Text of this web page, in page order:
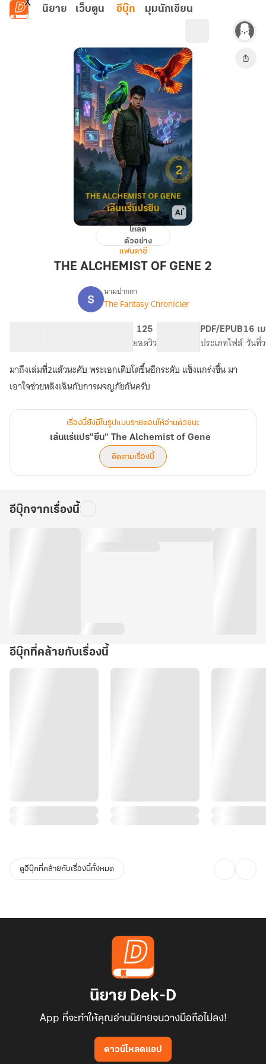
ข้ามไปยังเนื้อหาหลัก
นิยาย เว็บตูน อีบุ๊ก มุมนักเขียน
ALCHEMIST
OF
โหลด
ตัวอย่าง
แฟนตาซี
THE ALCHEMIST OF GENE 2
เรื่อง
แร่
แปร"ยีน"
The
Alchemist
of
Gene
นามปากกา
The Fantasy Chronicler
125
ยอดวิว
PDF/EPUB
ประเภทไฟล์
16 เ
วันที่
มาถึงเล่มที่2แล้วนะคับ พระเอกเติบโตขึ้นอีกระดับ แข็งแกร่งขึ้น มา
เรื่องนี้ยังมีในรูปแบบรายตอนให้อ่านด้วยนะ
เล่นแร่แปร"ยีน" The Alchemist of Gene
ติดตามเรื่องนี้
อีบุ๊กจากเรื่องนี้
อีบุ๊กที่คล้ายกับเรื่องนี้
ดูอีบุ๊กที่คล้ายกับเรื่องนี้ทั้งหมด
นิยาย Dek-D
App ที่จะทำให้คุณอ่านนิยายจนวางมือถือไม่ลง!
ดาวน์โหลดแอป